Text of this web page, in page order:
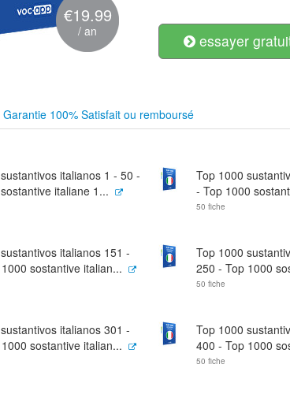
€19.99
/ an essayer
Garantie 100% Satisfait ou remboursé
italianos 1 - 50 -
italiane 1...
Top 1000
- Top 1000
50 fiche
italianos 151 -
sostantive italian...
Top 1000
250 - Top 1000
50 fiche
italianos 301 -
sostantive italian...
Top 1000
400 - Top 1000
50 fiche